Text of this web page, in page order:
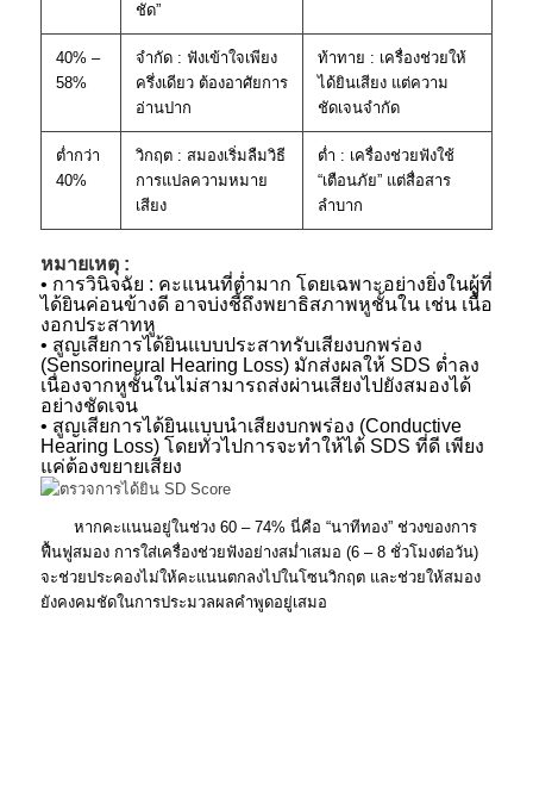
ชัด”
40% –
58%
จำกัด : ฟังเข้าใจเพียง
ครึ่งเดียว ต้องอาศัยการ
อ่านปาก
ท้าทาย : เครื่องช่วยให้
ได้ยินเสียง แต่ความ
ชัดเจนจำกัด
ต่ำกว่า
40%
วิกฤต : สมองเริ่มลืมวิธี
การแปลความหมาย
เสียง
ต่ำ : เครื่องช่วยฟังใช้
“เตือนภัย” แต่สื่อสาร
ลำบาก
หมายเหตุ :
• การวินิจฉัย : คะแนนที่ต่ำมาก โดยเฉพาะอย่างยิ่งในผู้ที่
ได้ยินค่อนข้างดี อาจบ่งชี้ถึงพยาธิสภาพหูชั้นใน เช่น เนื้อ
งอกประสาทหู
• สูญเสียการได้ยินแบบประสาทรับเสียงบกพร่อง
(Sensorineural Hearing Loss) มักส่งผลให้ SDS ต่ำลง
เนื่องจากหูชั้นในไม่สามารถส่งผ่านเสียงไปยังสมองได้
อย่างชัดเจน
• สูญเสียการได้ยินแบบนำเสียงบกพร่อง (Conductive
Hearing Loss) โดยทั่วไปการจะทำให้ได้ SDS ที่ดี เพียง
แค่ต้องขยายเสียง
หากคะแนนอยู่ในช่วง 60 – 74% นี่คือ “นาทีทอง” ช่วงของการ
ฟื้นฟูสมอง การใส่เครื่องช่วยฟังอย่างสม่ำเสมอ (6 – 8 ชั่วโมงต่อวัน)
จะช่วยประคองไม่ให้คะแนนตกลงไปในโซนวิกฤต และช่วยให้สมอง
ยังคงคมชัดในการประมวลผลคำพูดอยู่เสมอ